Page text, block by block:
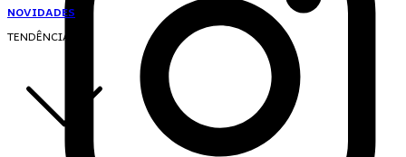
NOVIDADES
TENDÊNCIAS